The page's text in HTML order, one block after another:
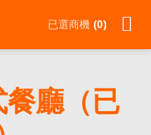
已選商機 0
餐廳（已